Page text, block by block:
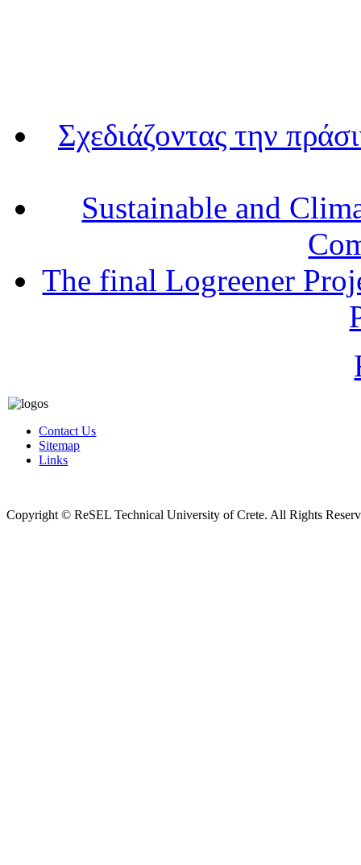
Σχεδιάζοντας την
Sustainable and
The final Logreener
Contact Us
Sitemap
Links
Copyright © ReSEL Technical University of Crete. All Rights